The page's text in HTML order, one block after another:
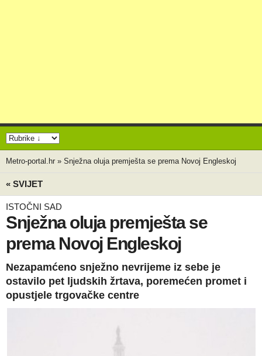
Metro-portal.hr » Snježna oluja premješta se prema Novoj Engleskoj
« SVIJET
ISTOČNI SAD
Snježna oluja premješta se
prema Novoj Engleskoj
Nezapamćeno snježno nevrijeme iz sebe je
ostavilo pet ljudskih žrtava, poremećen promet i
opustjele trgovačke centre